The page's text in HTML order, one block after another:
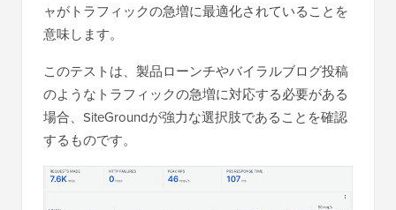
ャがトラフィックの急増に最適化されていることを
意味します。
このテストは、製品ローンチやバイラルブログ投稿
のようなトラフィックの急増に対応する必要がある
場合、SiteGroundが強力な選択肢であることを確認
するものです。